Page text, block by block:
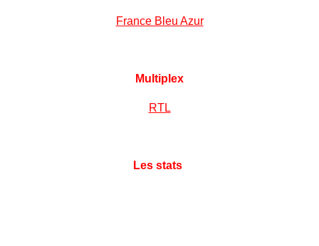
France Bleu Azur
Multiplex
RTL
Les stats